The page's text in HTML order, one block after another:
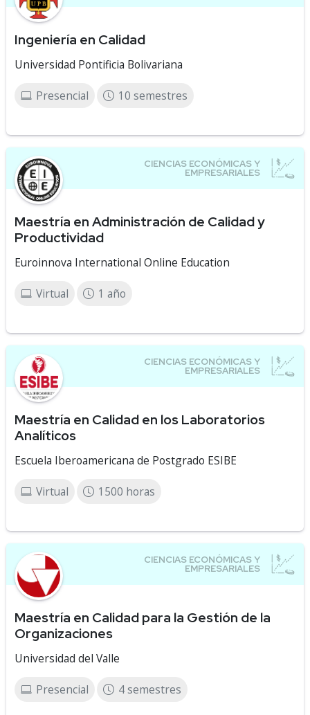
Ingeniería en Calidad
Universidad Pontificia Bolivariana
Presencial 10 semestres
Maestría en Administración de Calidad y
Productividad
Euroinnova International Online Education
Virtual 1 año
Maestría en Calidad en los Laboratorios
Analíticos
Escuela Iberoamericana de Postgrado ESIBE
Virtual 1500 horas
Maestría en Calidad para la Gestión de la
Organizaciones
Universidad del Valle
Presencial 4 semestres